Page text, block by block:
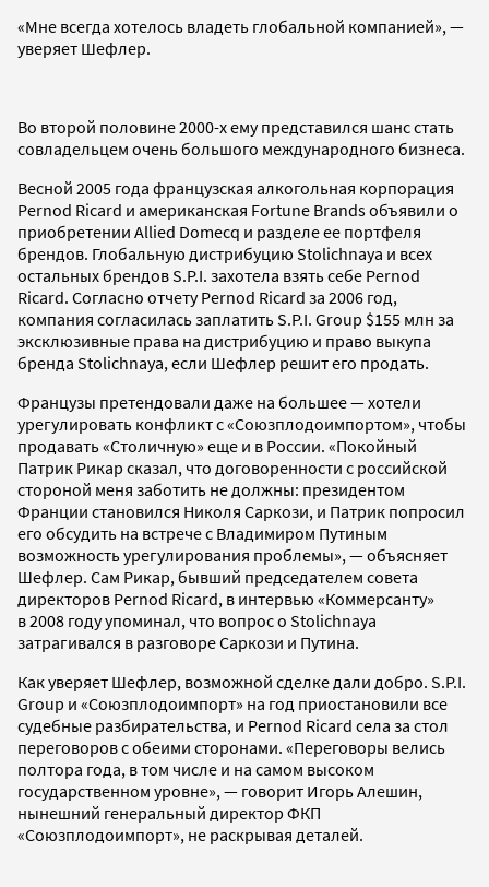
«Мне всегда хотелось владеть глобальной компанией», —
уверяет Шефлер.
Во второй половине 2000-х ему представился шанс стать
совладельцем очень большого международного бизнеса.
Весной 2005 года французская алкогольная корпорация
Pernod Ricard и американская Fortune Brands объявили о
приобретении Allied Domecq и разделе ее портфеля
брендов. Глобальную дистрибуцию Stolichnaya и всех
остальных брендов S.P.I. захотела взять себе Pernod
Ricard. Согласно отчету Pernod Ricard за 2006 год,
компания согласилась заплатить S.P.I. Group $155 млн за
эксклюзивные права на дистрибуцию и право выкупа
бренда Stolichnaya, если Шефлер решит его продать.
Французы претендовали даже на большее — хотели
урегулировать конфликт с «Союзплодоимпортом», чтобы
продавать «Столичную» еще и в России. «Покойный
Патрик Рикар сказал, что договоренности с российской
стороной меня заботить не должны: президентом
Франции становился Николя Саркози, и Патрик попросил
его обсудить на встрече с Владимиром Путиным
возможность урегулирования проблемы», — объясняет
Шефлер. Сам Рикар, бывший председателем совета
директоров Pernod Ricard, в интервью «Коммерсанту»
в 2008 году упоминал, что вопрос о Stolichnaya
затрагивался в разговоре Саркози и Путина.
Как уверяет Шефлер, возможной сделке дали добро. S.P.I.
Group и «Союзплодоимпорт» на год приостановили все
судебные разбирательства, и Pernod Ricard села за стол
переговоров с обеими сторонами. «Переговоры велись
полтора года, в том числе и на самом высоком
государственном уровне», — говорит Игорь Алешин,
нынешний генеральный директор ФКП
«Союзплодоимпорт», не раскрывая деталей.